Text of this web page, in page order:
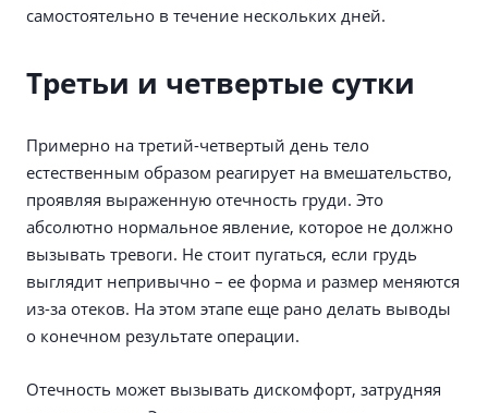
самостоятельно в течение нескольких дней.
Третьи и четвертые сутки
Примерно на третий-четвертый день тело
естественным образом реагирует на вмешательство,
проявляя выраженную отечность груди. Это
абсолютно нормальное явление, которое не должно
вызывать тревоги. Не стоит пугаться, если грудь
выглядит непривычно – ее форма и размер меняются
из-за отеков. На этом этапе еще рано делать выводы
о конечном результате операции.
Отечность может вызывать дискомфорт, затрудняя